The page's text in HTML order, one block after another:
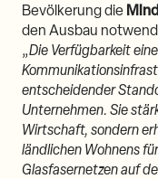
Bevölkerung die
den Ausbau
„Die Verfügbarkeit
entscheidender
Unternehmen. Sie
Wirtschaft, sondern
ländlichen Wohnens
Glasfasernetzen auf